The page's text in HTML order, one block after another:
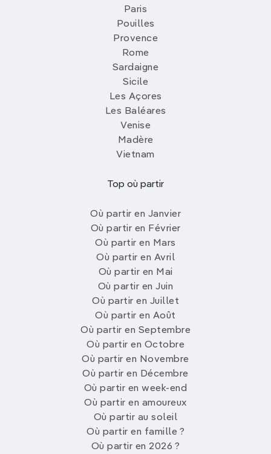
Paris
Pouilles
Provence
Rome
Sardaigne
Sicile
Les Açores
Les Baléares
Venise
Madère
Vietnam
Top où partir
Où partir en Janvier
Où partir en Février
Où partir en Mars
Où partir en Avril
Où partir en Mai
Où partir en Juin
Où partir en Juillet
Où partir en Août
Où partir en Septembre
Où partir en Octobre
Où partir en Novembre
Où partir en Décembre
Où partir en week-end
Où partir en amoureux
Où partir au soleil
Où partir en famille ?
Où partir en 2026 ?